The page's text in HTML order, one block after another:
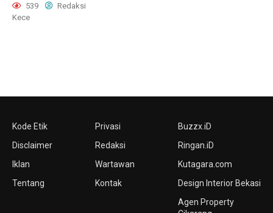
539
Redaksi
Kece
Kode Etik
Disclaimer
Iklan
Tentang
Privasi
Redaksi
Wartawan
Kontak
Buzzx.iD
Ringan.iD
Kutagara.com
Design Interior Bekasi
Agen Property